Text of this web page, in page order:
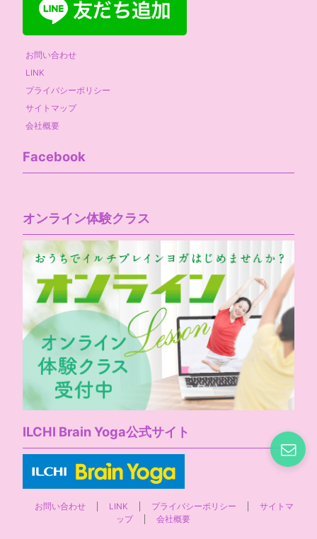
お問い合わせ
LINK
プライバシーポリシー
サイトマップ
会社概要
Facebook
オンライン体験クラス
ILCHI Brain Yoga公式サイト
お問い合わせ LINK プライバシーポリシー
サイトマ
ップ
会社概要